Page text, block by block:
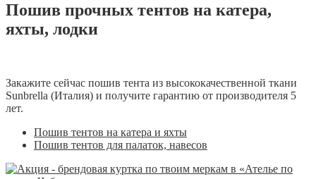
Пошив прочных тентов на катера,
яхты, лодки
Закажите сейчас пошив тента из высококачественной ткани
Sunbrella (Италия) и получите гарантию от производителя 5
лет.
Пошив тентов на катера и яхты
Пошив тентов для палаток, навесов